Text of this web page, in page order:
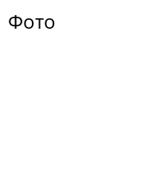
Фото